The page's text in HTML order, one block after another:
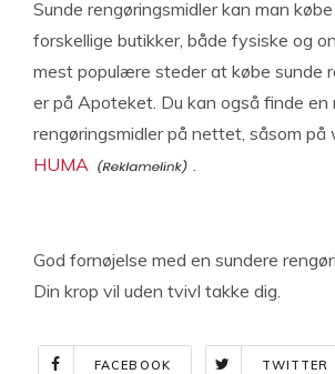
Sunde rengøringsmidler kan man
forskellige butikker, både fysiske og
mest populære steder at købe sunde
er på Apoteket. Du kan også finde
rengøringsmidler på nettet, såsom på
HUMA
.
God fornøjelse med en sundere
Din krop vil uden tvivl takke dig.
FACEBOOK TWITTER